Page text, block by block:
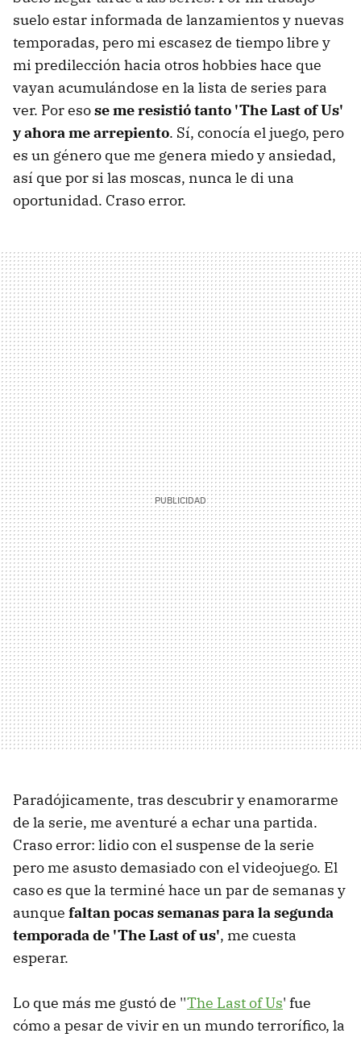
suelo estar informada de lanzamientos y nuevas
temporadas, pero mi escasez de tiempo libre y
mi predilección hacia otros hobbies hace que
vayan acumulándose en la lista de series para
ver. Por esose me resistió tanto 'The Last of Us'
y ahora me arrepiento. Sí, conocía el juego, pero
es un género que me genera miedo y ansiedad,
así que por si las moscas, nunca le di una
oportunidad. Craso error.
Paradójicamente, tras descubrir y enamorarme
de la serie, me aventuré a echar una partida.
Craso error: lidio con el suspense de la serie
pero me asusto demasiado con el videojuego. El
caso es que la terminé hace un par de semanas y
aunque faltan pocas semanas para la segunda
temporada de 'The Last of us', me cuesta
esperar.
Lo que más me gustó de ''The Last of Us' fue
cómo a pesar de vivir en un mundo terrorífico, la